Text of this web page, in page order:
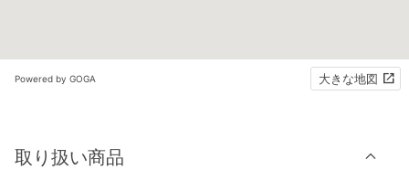
Powered by GOGA 大きな地図
取り扱い商品